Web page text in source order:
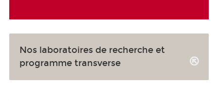
Nos laboratoires de recherche et
programme transverse